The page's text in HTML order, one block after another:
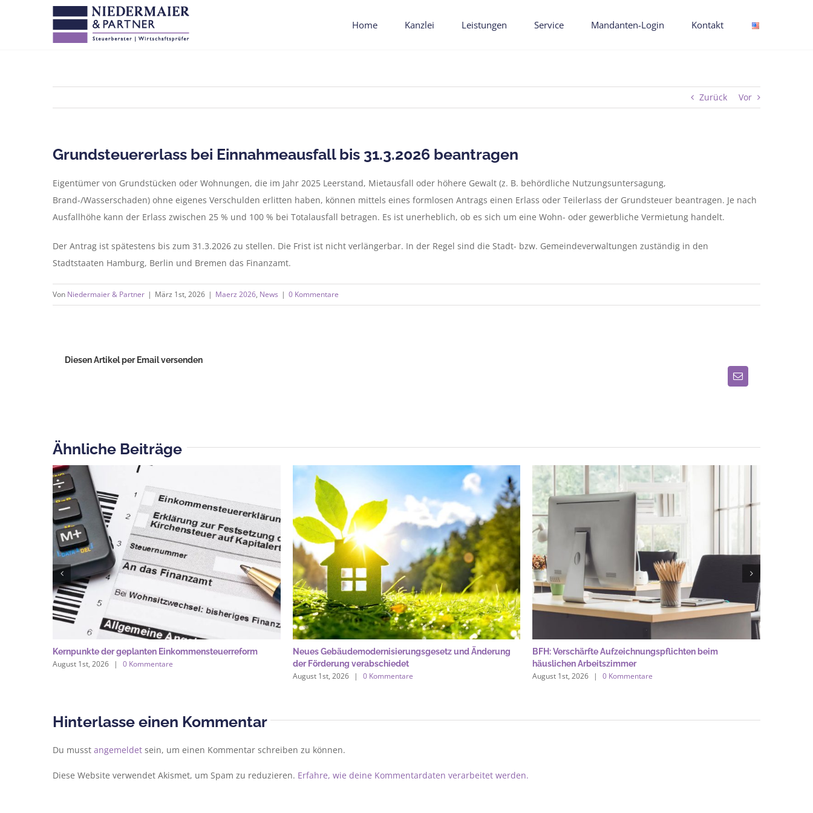
Home Kanzlei Leistungen Service Mandanten-Login Kontakt
Zurück Vor
Grundsteuererlass bei Einnahmeausfall bis 31.3.2026 beantragen
Eigentümer von Grundstücken oder Wohnungen, die im Jahr 2025 Leerstand, Mietausfall oder höhere Gewalt (z. B. behördliche Nutzungsuntersagung,
Brand-/Wasserschaden) ohne eigenes Verschulden erlitten haben, können mittels eines formlosen Antrags einen Erlass oder Teilerlass der Grundsteuer beantragen. Je nach
Ausfallhöhe kann der Erlass zwischen 25 % und 100 % bei Totalausfall betragen. Es ist unerheblich, ob es sich um eine Wohn- oder gewerbliche Vermietung handelt.
Der Antrag ist spätestens bis zum 31.3.2026 zu stellen. Die Frist ist nicht verlängerbar. In der Regel sind die Stadt- bzw. Gemeindeverwaltungen zuständig in den
Stadtstaaten Hamburg, Berlin und Bremen das Finanzamt.
Von Niedermaier & Partner | März 1st, 2026 | Maerz 2026, News | 0 Kommentare
Diesen Artikel per Email versenden
E-
Mail
Ähnliche Beiträge
Kernpunkte der geplanten Einkommensteuerreform
August 1st, 2026 | 0 Kommentare
Neues Gebäude­moderni­sierungs­gesetz und Änderung
der Förderung verabschiedet
August 1st, 2026 | 0 Kommentare
BFH: Verschärfte Aufzeichnungspflichten beim
häuslichen Arbeitszimmer
August 1st, 2026 | 0 Kommentare
Hinterlasse einen Kommentar
Du musst angemeldet sein, um einen Kommentar schreiben zu können.
Diese Website verwendet Akismet, um Spam zu reduzieren. Erfahre, wie deine Kommentardaten verarbeitet werden.